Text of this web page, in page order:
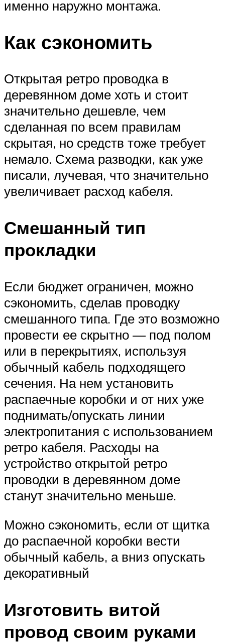
именно наружно монтажа.
Как сэкономить
Открытая ретро проводка в
деревянном доме хоть и стоит
значительно дешевле, чем
сделанная по всем правилам
скрытая, но средств тоже требует
немало. Схема разводки, как уже
писали, лучевая, что значительно
увеличивает расход кабеля.
Смешанный тип
прокладки
Если бюджет ограничен, можно
сэкономить, сделав проводку
смешанного типа. Где это возможно
провести ее скрытно — под полом
или в перекрытиях, используя
обычный кабель подходящего
сечения. На нем установить
распаечные коробки и от них уже
поднимать/опускать линии
электропитания с использованием
ретро кабеля. Расходы на
устройство открытой ретро
проводки в деревянном доме
станут значительно меньше.
Можно сэкономить, если от щитка
до распаечной коробки вести
обычный кабель, а вниз опускать
декоративный
Изготовить витой
провод своим руками